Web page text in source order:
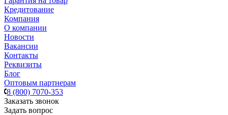
Кредитование
Компания
О компании
Новости
Вакансии
Контакты
Реквизиты
Блог
Оптовым партнерам
8 (800) 7070-353
Заказать звонок
Задать вопрос